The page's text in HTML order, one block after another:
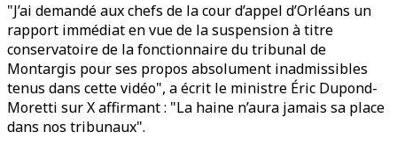
"J’ai demandé aux chefs de la cour d’appel d’Orléans un
rapport immédiat en vue de la suspension à titre
conservatoire de la fonctionnaire du tribunal de
Montargis pour ses propos absolument inadmissibles
tenus dans cette vidéo", a écrit le ministre Éric Dupond-
Moretti sur X affirmant : "La haine n’aura jamais sa place
dans nos tribunaux".